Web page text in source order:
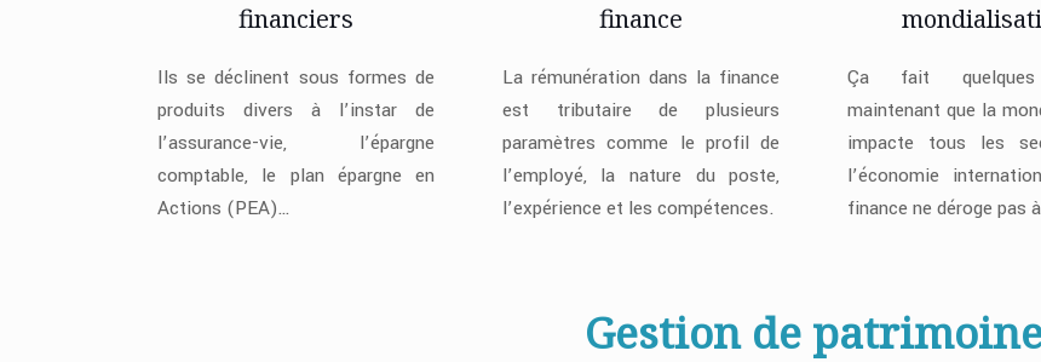
financiers
Ils se déclinent sous formes de
produits divers à l’instar de
l’assurance-vie, l’épargne
comptable, le plan épargne en
Actions (PEA)…
finance
La rémunération dans la finance
est tributaire de plusieurs
paramètres comme le profil de
l’employé, la nature du poste,
l’expérience et les compétences.
Ça fait quelques
maintenant que la
impacte tous les
l’économie
finance ne déroge pas
Gestion de